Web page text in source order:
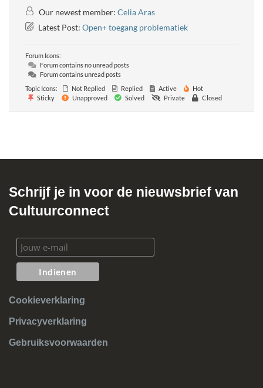
Our newest member: Celia Aras
Latest Post: Open+ toegang problematiek
Forum Icons:
Forum contains no unread posts
Forum contains unread posts
Topic Icons:
Not Replied Replied Active
Hot
Sticky
Unapproved Solved Private Closed
Schrijf je in voor de nieuwsbrief van
Cultuurconnect
Cookieverklaring
Privacyverklaring
Gebruiksvoorwaarden